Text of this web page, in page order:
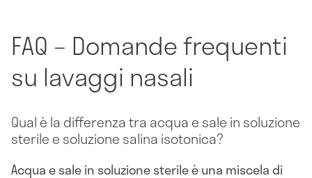
FAQ – Domande frequenti
su lavaggi nasali
Qual è la differenza tra acqua e sale in soluzione
sterile e soluzione salina isotonica?
Acqua e sale in soluzione sterile è una miscela di